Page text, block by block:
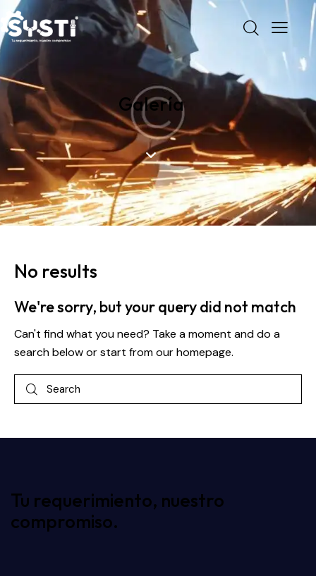
Galería
No results
We're sorry, but your query did not match
Can't find what you need? Take a moment and do a
search below or start fromour homepage.
Tu requerimiento, nuestro
compromiso.